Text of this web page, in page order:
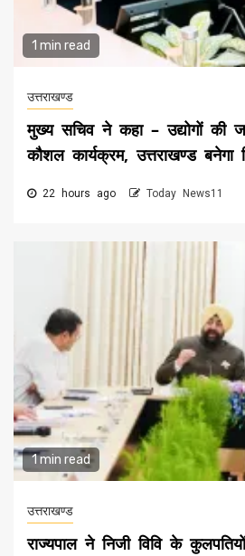
1 min read
उत्तराखण्ड
मुख्य सचिव ने कहा – उद्योगों
कौशल कार्यक्रम, उत्तराखण्ड
22 hours ago Today News11
1 min read
उत्तराखण्ड
राज्यपाल ने निजी विवि के